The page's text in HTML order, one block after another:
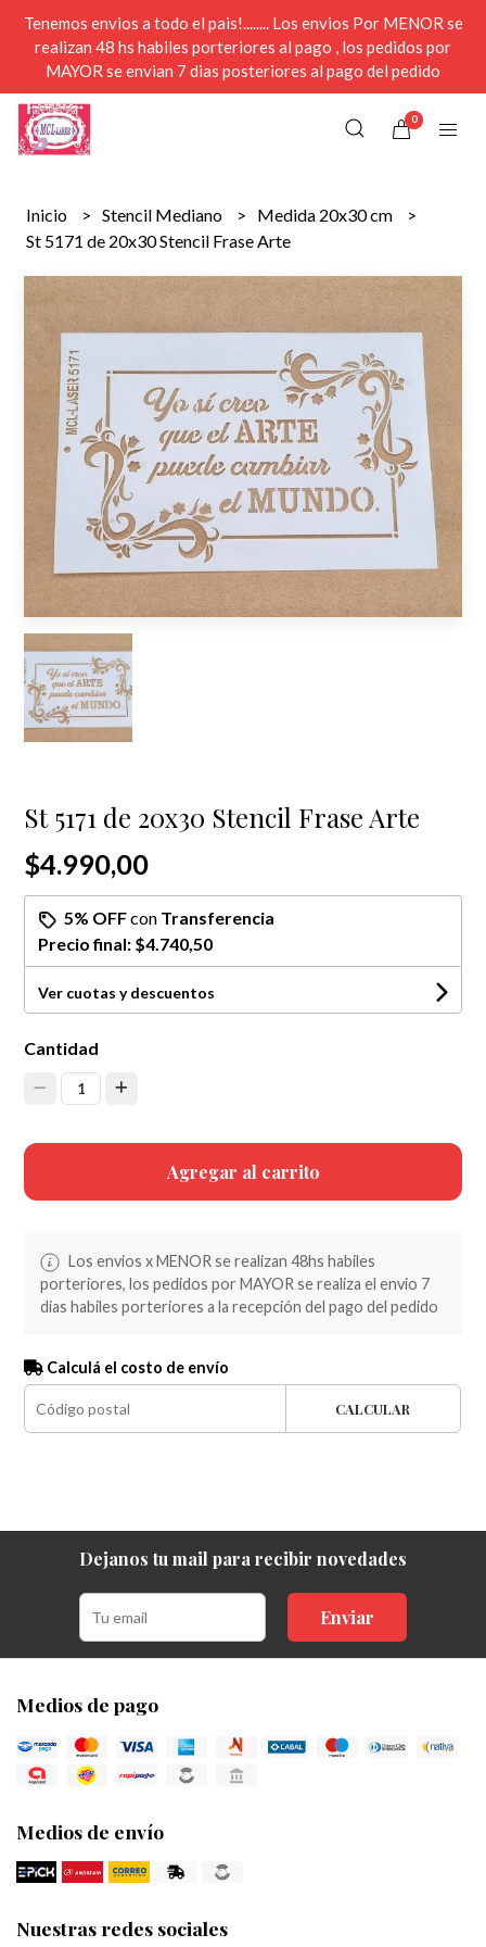
Tenemos envios a todo el pais!........ Los envios Por MENOR se
realizan 48 hs habiles porteriores al pago , los pedidos por
MAYOR se envian 7 dias posteriores al pago del pedido
0
Inicio Stencil Mediano
Medida 20x30 cm
St 5171 de 20x30 Stencil Frase Arte
St 5171 de 20x30 Stencil Frase Arte
$4.990,00
5% OFFcon Transferencia
Precio final: $4.740,50
Ver cuotas y descuentos
Cantidad
1
Agregar al carrito
Los envios x MENOR se realizan 48hs habiles
porteriores, los pedidos por MAYOR se realiza el envio 7
dias habiles porteriores a la recepción del pago del pedido
Calculá el costo de envío
CALCULAR
Dejanos tu mail para recibir novedades
Enviar
Medios de pago
Medios de envío
Nuestras redes sociales